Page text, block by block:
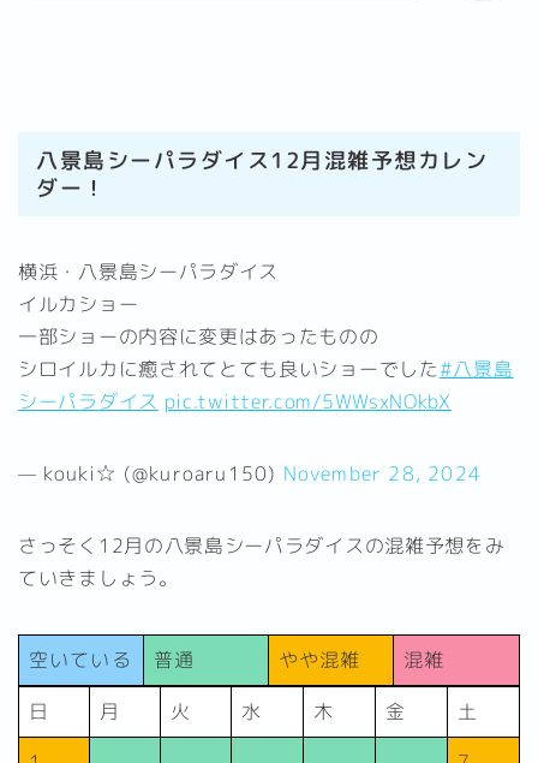
八景島シーパラダイス12月混雑予想カレン
ダー！
横浜・八景島シーパラダイス
イルカショー
一部ショーの内容に変更はあったものの
シロイルカに癒されてとても良いショーでした#八景島
シーパラダイス pic.twitter.com/5WWsxNOkbX
— kouki☆ (@kuroaru150) November 28, 2024
さっそく12月の八景島シーパラダイスの混雑予想をみ
ていきましょう。
空いている 普通 やや混雑
混雑
日
月 火 水 木 金
土